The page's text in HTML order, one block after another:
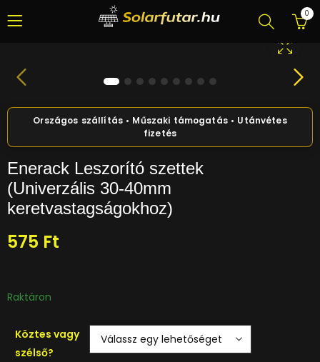
0
Enerack Leszorító szettek
(Univerzális 30-40mm
keretvastagságokhoz)
575 Ft
Raktáron
Köztes vagy
szélső?